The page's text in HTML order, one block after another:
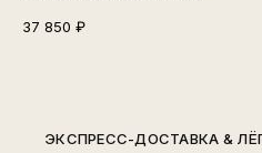
37 850 ₽
ЭКСПРЕСС-ДОСТАВКА &